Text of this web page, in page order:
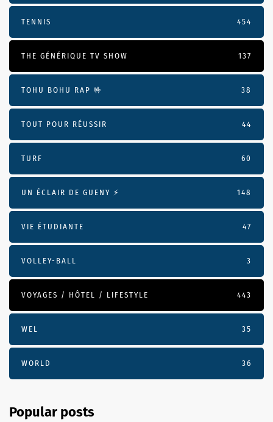
TENNIS 454
THE GÉNÉRIQUE TV SHOW 137
TOHU BOHU RAP 🤟 38
TOUT POUR RÉUSSIR 44
TURF 60
UN ÉCLAIR DE GUENY ⚡️ 148
VIE ÉTUDIANTE 47
VOLLEY-BALL 3
VOYAGES / HÔTEL / LIFESTYLE 443
WEL 35
WORLD 36
Popular posts